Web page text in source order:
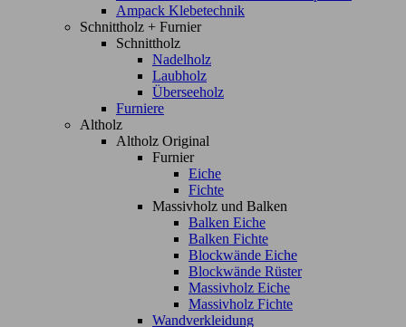
Ampack Klebetechnik
Schnittholz + Furnier
Schnittholz
Nadelholz
Laubholz
Überseeholz
Furniere
Altholz
Altholz Original
Furnier
Eiche
Fichte
Massivholz und Balken
Balken Eiche
Balken Fichte
Blockwände Eiche
Blockwände Rüster
Massivholz Eiche
Massivholz Fichte
Wandverkleidung